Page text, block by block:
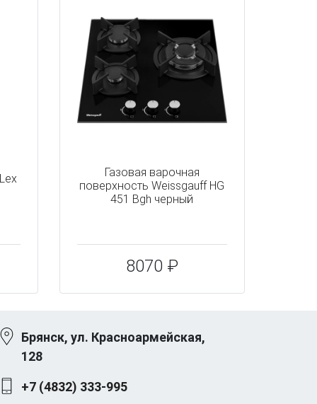
Газовая варочная
поверхность Weissgauff HG
451 Bgh черный
8070 ₽
Брянск, ул. Красноармейская,
128
+7 (4832) 333-995